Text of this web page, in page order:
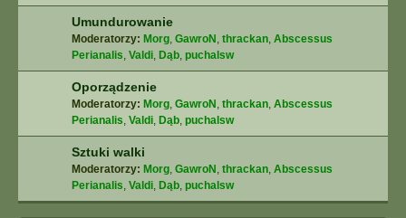
Umundurowanie
Moderatorzy: Morg, GawroN , thrackan, Abscessus
Perianalis, Valdi, Dąb, puchalsw
Oporządzenie
Moderatorzy: Morg, GawroN , thrackan, Abscessus
Perianalis, Valdi, Dąb, puchalsw
Sztuki walki
Moderatorzy: Morg, GawroN , thrackan, Abscessus
Perianalis, Valdi, Dąb, puchalsw